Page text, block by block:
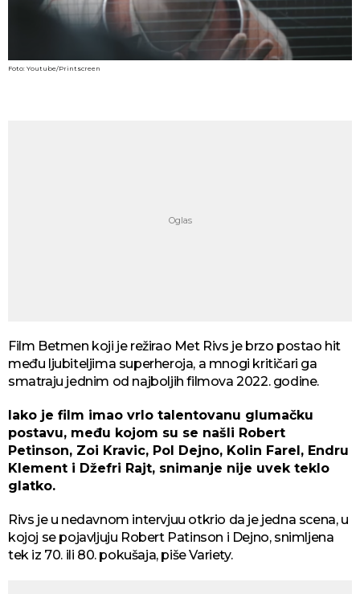
Foto: Youtube/Printscreen
Film Betmen koji je režirao Met Rivs je brzo postao hit
među ljubiteljima superheroja, a mnogi kritičari ga
smatraju jednim od najboljih filmova 2022. godine.
Iako je film imao vrlo talentovanu glumačku
postavu, među kojom su se našli Robert
Petinson, Zoi Kravic, Pol Dejno, Kolin Farel, Endru
Klement i Džefri Rajt, snimanje nije uvek teklo
glatko.
Rivs je u nedavnom intervjuu otkrio da je jedna scena, u
kojoj se pojavljuju Robert Patinson i Dejno, snimljena
tek iz 70. ili 80. pokušaja, piše Variety.